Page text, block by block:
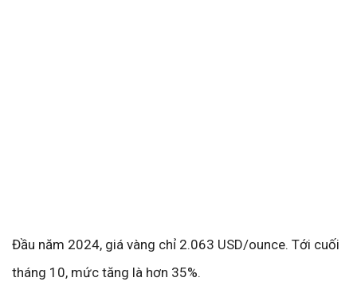
Đầu năm 2024, giá vàng chỉ 2.063 USD/ounce. Tới cuối
tháng 10, mức tăng là hơn 35%.